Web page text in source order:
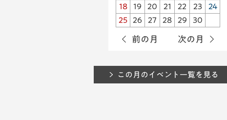
18
19 20 21 22 23
24
25
26 27 28 29 30
前の月 次の月
この月のイベント一覧を見る